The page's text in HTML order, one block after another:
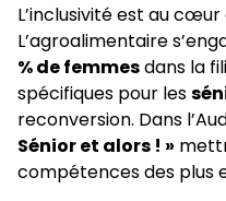
L’inclusivité est au
L’agroalimentaire
% de femmesdans la
spécifiques pour les
reconversion. Dans
Sénior et alors ! »
compétences des plus